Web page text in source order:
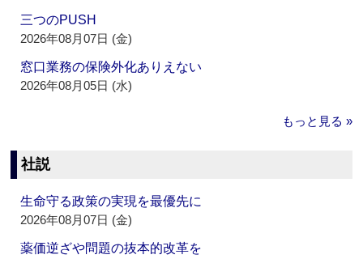
三つのPUSH
2026年08月07日 (金)
窓口業務の保険外化ありえない
2026年08月05日 (水)
もっと見る »
社説
生命守る政策の実現を最優先に
2026年08月07日 (金)
薬価逆ざや問題の抜本的改革を